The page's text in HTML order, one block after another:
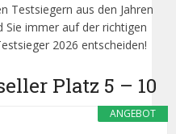
Testsiegern aus den Jahren
Sie immer auf der richtigen
2026 entscheiden!
Platz 5 – 10
ANGEBOT